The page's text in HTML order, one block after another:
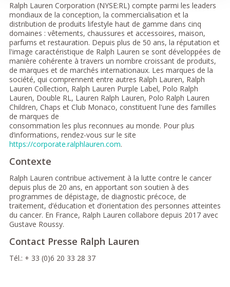
Ralph Lauren Corporation (NYSE:RL) compte parmi les leaders
mondiaux de la conception, la commercialisation et la
distribution de produits lifestyle haut de gamme dans cinq
domaines : vêtements, chaussures et accessoires, maison,
parfums et restauration. Depuis plus de 50 ans, la réputation et
l'image caractéristique de Ralph Lauren se sont développées de
manière cohérente à travers un nombre croissant de produits,
de marques et de marchés internationaux. Les marques de la
société, qui comprennent entre autres Ralph Lauren, Ralph
Lauren Collection, Ralph Lauren Purple Label, Polo Ralph
Lauren, Double RL, Lauren Ralph Lauren, Polo Ralph Lauren
Children, Chaps et Club Monaco, constituent l'une des familles
de marques de
consommation les plus reconnues au monde. Pour plus
d’informations, rendez-vous sur le site
https://corporate.ralphlauren.com.
Contexte
Ralph Lauren contribue activement à la lutte contre le cancer
depuis plus de 20 ans, en apportant son soutien à des
programmes de dépistage, de diagnostic précoce, de
traitement, d’éducation et d’orientation des personnes atteintes
du cancer. En France, Ralph Lauren collabore depuis 2017 avec
Gustave Roussy.
Contact Presse Ralph Lauren
Tél.: + 33 (0)6 20 33 28 37